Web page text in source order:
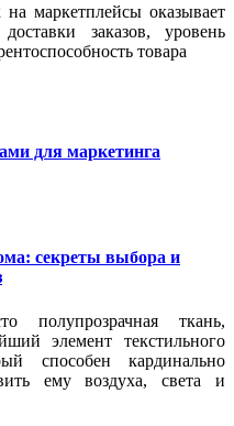
маркетплейсы оказывает
заказов, уровень
товара
для маркетинга
секреты выбора и
ткань,
элемент текстильного
способен кардинально
ему воздуха, света и